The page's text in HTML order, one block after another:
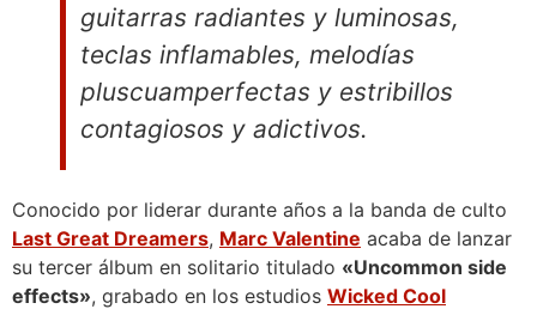
guitarras radiantes y luminosas,
teclas inflamables, melodías
pluscuamperfectas y estribillos
contagiosos y adictivos.
Conocido por liderar durante años a la banda de culto
Last Great Dreamers, Marc Valentine acaba de lanzar
su tercer álbum en solitario titulado «Uncommon side
effects», grabado en los estudios Wicked Cool